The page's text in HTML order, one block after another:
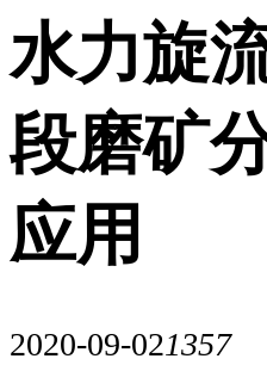
水力旋
段磨矿
应用
2020-09-021357